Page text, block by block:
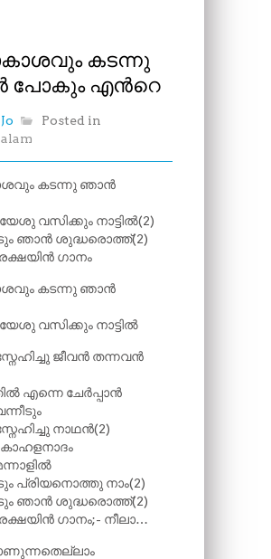
കടന്നു
പോകും എന്‍റെ
Jo
Posted in
കടന്നു ഞാൻ
വസിക്കും നാട്ടിൽ(2)
ഞാൻ ശുദ്ധരൊത്ത്(2)
രക്ഷയിൻ ഗാനം
കടന്നു ഞാൻ
വസിക്കും നാട്ടിൽ
ജീവൻ തന്നവൻ
എന്നെ ചേർപ്പാൻ
നാഥൻ(2)
പ്രിയനൊത്തു നാം(2)
ഞാൻ ശുദ്ധരൊത്ത്(2)
രക്ഷയിൻ ഗാനം;- നീലാ…